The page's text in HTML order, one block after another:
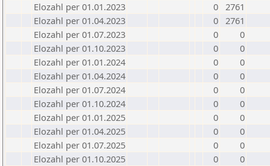
Elozahl per 01.01.2023
0 2761
Elozahl per 01.04.2023
0 2761
Elozahl per 01.07.2023
0
0
Elozahl per 01.10.2023
0
0
Elozahl per 01.01.2024
0
0
Elozahl per 01.04.2024
0
0
Elozahl per 01.07.2024
0
0
Elozahl per 01.10.2024
0
0
Elozahl per 01.01.2025
0
0
Elozahl per 01.04.2025
0
0
Elozahl per 01.07.2025
0
0
Elozahl per 01.10.2025
0
0